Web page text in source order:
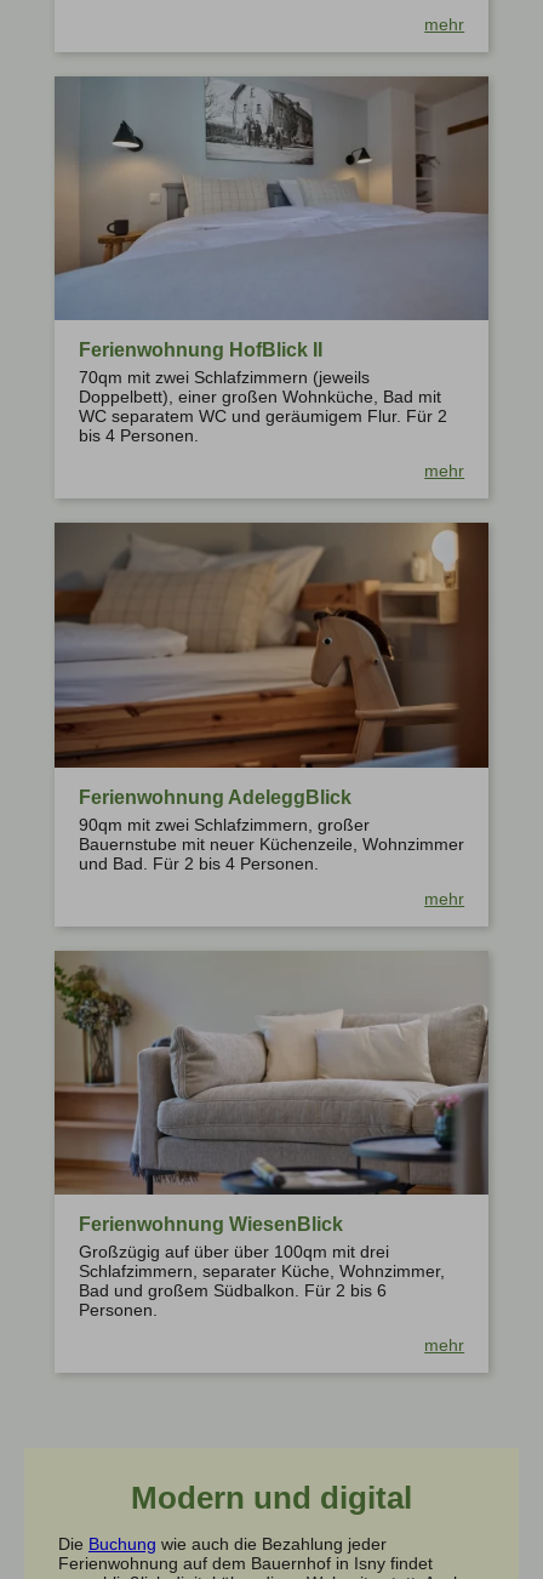
mehr
Ferienwohnung HofBlick II
70qm mit zwei Schlafzimmern (jeweils
Doppelbett), einer großen Wohnküche, Bad mit
WC separatem WC und geräumigem Flur. Für 2
bis 4 Personen.
mehr
Ferienwohnung AdeleggBlick
90qm mit zwei Schlafzimmern, großer
Bauernstube mit neuer Küchenzeile, Wohnzimmer
und Bad. Für 2 bis 4 Personen.
mehr
Ferienwohnung WiesenBlick
Großzügig auf über über 100qm mit drei
Schlafzimmern, separater Küche, Wohnzimmer,
Bad und großem Südbalkon. Für 2 bis 6
Personen.
mehr
Modern und digital
Die Buchung wie auch die Bezahlung jeder
Ferienwohnung auf dem Bauernhof in Isny findet